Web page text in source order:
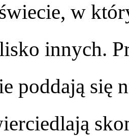
w
innych.
poddają się